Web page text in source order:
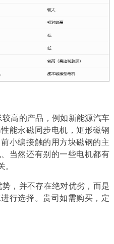
高的产品，例如新能源汽车
能永磁同步电机，矩形磁钢
小编接触的用方块磁钢的主
当然还有别的一些电机都有
。
，并不存在绝对优劣，而是
行选择。贵司如需购买，定